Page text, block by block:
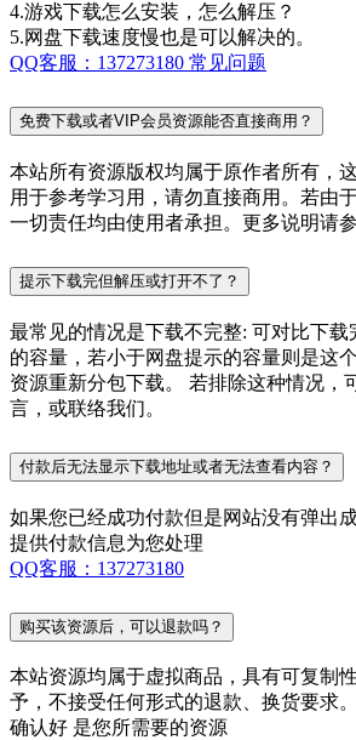
4.游戏下载怎么安装，怎么解压？
5.网盘下载速度慢也是可以解决的。
QQ客服：137273180 常见问题
免费下载或者VIP会员资源能否直接商用？
本站所有资源版权均属于原作者所有，
用于参考学习用，请勿直接商用。若由
一切责任均由使用者承担。更多说明请
提示下载完但解压或打开不了？
最常见的情况是下载不完整: 可对比下载
的容量，若小于网盘提示的容量则是这
资源重新分包下载。 若排除这种情况，
言，或联络我们。
付款后无法显示下载地址或者无法查看内容？
如果您已经成功付款但是网站没有弹出
提供付款信息为您处理
QQ客服：137273180
购买该资源后，可以退款吗？
本站资源均属于虚拟商品，具有可复制
予，不接受任何形式的退款、换货要求
确认好 是您所需要的资源